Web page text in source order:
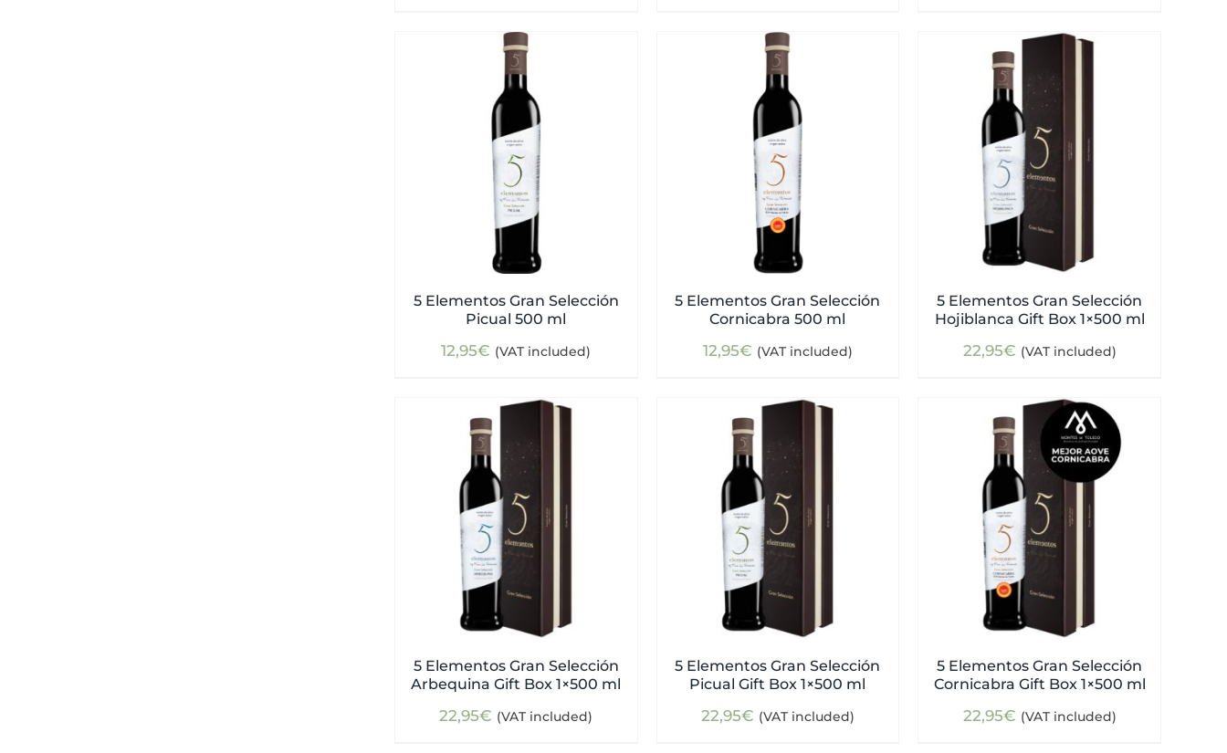
5 Elementos Gran Selección
Picual 500 ml
12,95€ (VAT included)
5 Elementos Gran Selección
Cornicabra 500 ml
12,95€ (VAT included)
5 Elementos Gran Selección
Hojiblanca Gift Box 1×500 ml
22,95€ (VAT included)
5 Elementos Gran Selección
Arbequina Gift Box 1×500 ml
22,95€ (VAT included)
5 Elementos Gran Selección
Picual Gift Box 1×500 ml
22,95€ (VAT included)
5 Elementos Gran Selección
Cornicabra Gift Box 1×500 ml
22,95€ (VAT included)